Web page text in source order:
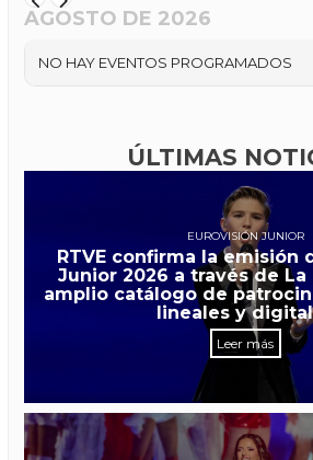
AGOSTO DE 2026
NO HAY EVENTOS PROGRAMADOS
ÚLTIMAS
EUROVISIÓN JUNIOR
RTVE confirma la emisión
Junior 2026 a través de La
amplio catálogo de
lineales y
Leer más